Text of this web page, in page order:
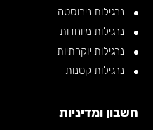
נרגילות נירוסטה
נרגילות מיוחדות
נרגילות יוקרתיות
נרגילות קטנות
חשבון ומדיניות